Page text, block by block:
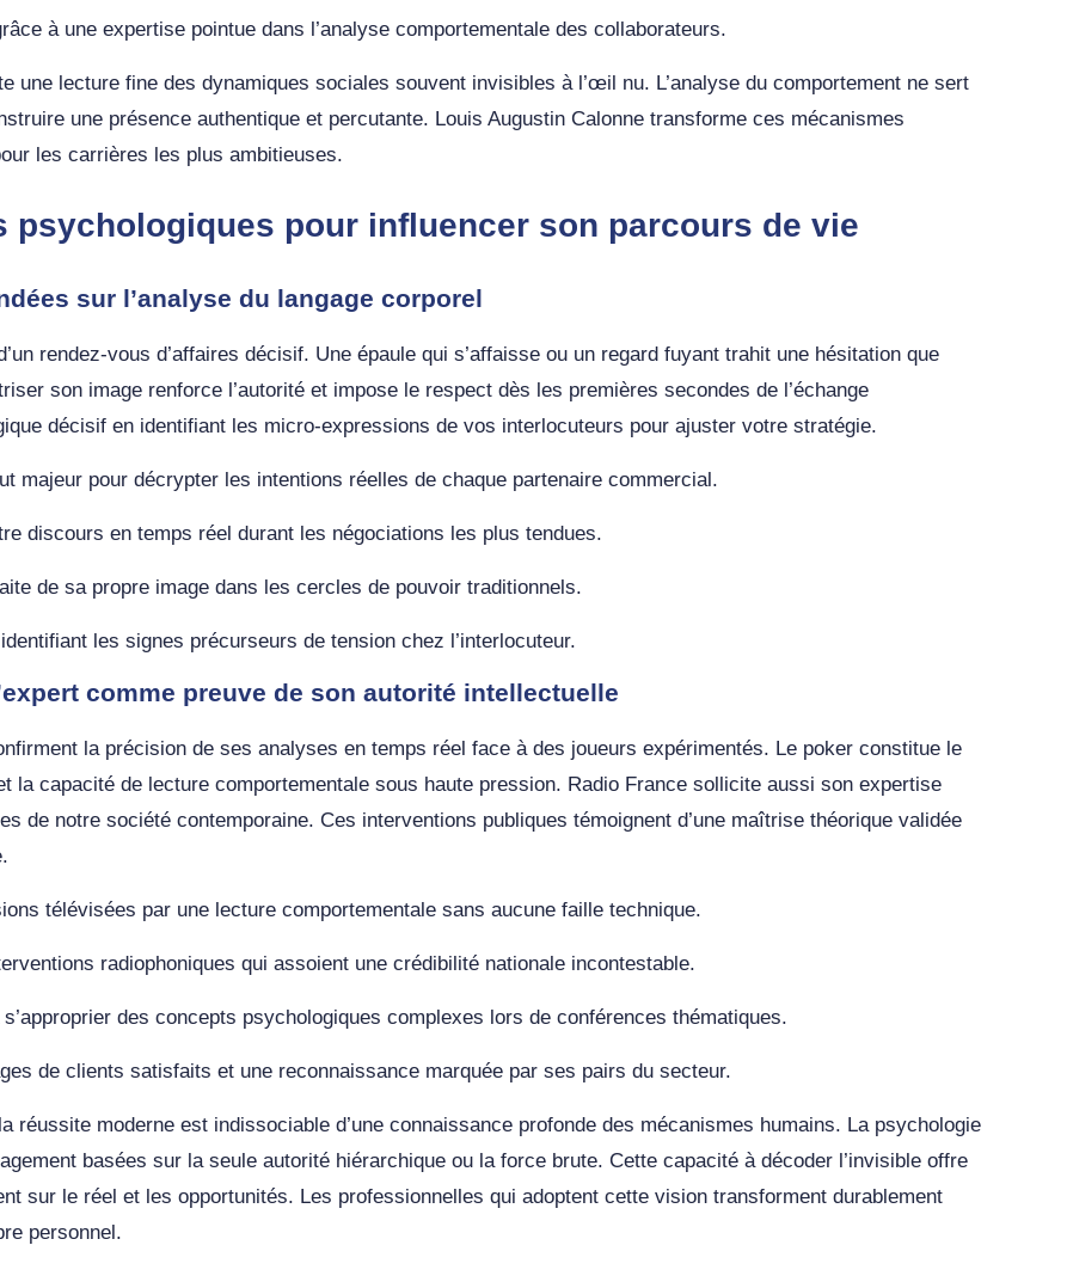
à une expertise pointue dans l’analyse comportementale des collaborateurs.
une lecture fine des dynamiques sociales souvent invisibles à l’œil nu. L’analyse du comportement ne sert
une présence authentique et percutante. Louis Augustin Calonne transforme ces mécanismes
les carrières les plus ambitieuses.
psychologiques pour influencer son parcours de vie
sur l’analyse du langage corporel
rendez-vous d’affaires décisif. Une épaule qui s’affaisse ou un regard fuyant trahit une hésitation que
son image renforce l’autorité et impose le respect dès les premières secondes de l’échange
décisif en identifiant les micro-expressions de vos interlocuteurs pour ajuster votre stratégie.
majeur pour décrypter les intentions réelles de chaque partenaire commercial.
discours en temps réel durant les négociations les plus tendues.
de sa propre image dans les cercles de pouvoir traditionnels.
les signes précurseurs de tension chez l’interlocuteur.
comme preuve de son autorité intellectuelle
la précision de ses analyses en temps réel face à des joueurs expérimentés. Le poker constitue le
la capacité de lecture comportementale sous haute pression. Radio France sollicite aussi son expertise
de notre société contemporaine. Ces interventions publiques témoignent d’une maîtrise théorique validée
télévisées par une lecture comportementale sans aucune faille technique.
radiophoniques qui assoient une crédibilité nationale incontestable.
des concepts psychologiques complexes lors de conférences thématiques.
de clients satisfaits et une reconnaissance marquée par ses pairs du secteur.
réussite moderne est indissociable d’une connaissance profonde des mécanismes humains. La psychologie
basées sur la seule autorité hiérarchique ou la force brute. Cette capacité à décoder l’invisible offre
sur le réel et les opportunités. Les professionnelles qui adoptent cette vision transforment durablement
personnel.